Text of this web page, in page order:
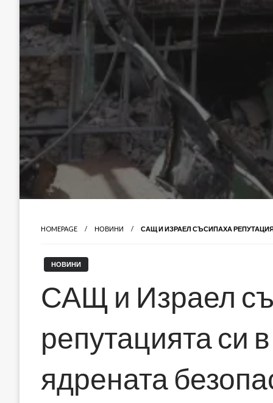
HOMEPAGE НОВИНИ САЩ И ИЗРАЕЛ СЪСИПАХА
НОВИНИ
САЩ и Израел
репутацията си
ядрената